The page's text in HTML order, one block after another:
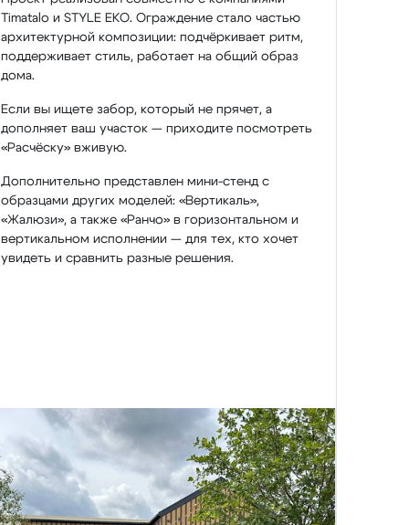
Timatalo и STYLE EKO. Ограждение стало частью
архитектурной композиции: подчёркивает ритм,
поддерживает стиль, работает на общий образ
дома.
Если вы ищете забор, который не прячет, а
дополняет ваш участок — приходите посмотреть
«Расчёску» вживую.
Дополнительно представлен мини-стенд с
образцами других моделей: «Вертикаль»,
«Жалюзи», а также «Ранчо» в горизонтальном и
вертикальном исполнении — для тех, кто хочет
увидеть и сравнить разные решения.